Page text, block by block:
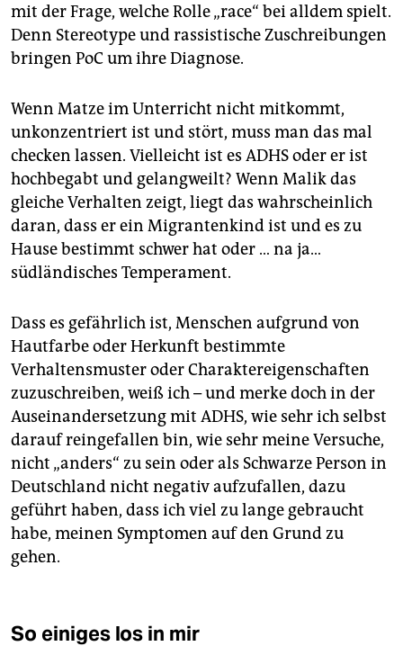
mit der Frage, welche Rolle „race“ bei alldem spielt.
Denn Stereotype und rassistische Zuschreibungen
bringen PoC um ihre Diagnose.
Wenn Matze im Unterricht nicht mitkommt,
unkonzentriert ist und stört, muss man das mal
checken lassen. Vielleicht ist es ADHS oder er ist
hochbegabt und gelangweilt? Wenn Malik das
gleiche Verhalten zeigt, liegt das wahrscheinlich
daran, dass er ein Migrantenkind ist und es zu
Hause bestimmt schwer hat oder … na ja…
südländisches Temperament.
Dass es gefährlich ist, Menschen aufgrund von
Hautfarbe oder Herkunft bestimmte
Verhaltensmuster oder Charaktereigenschaften
zuzuschreiben, weiß ich – und merke doch in der
Aus­einandersetzung mit ADHS, wie sehr ich selbst
darauf reingefallen bin, wie sehr meine Versuche,
nicht „anders“ zu sein oder als Schwarze Person in
Deutschland nicht negativ aufzufallen, dazu
geführt haben, dass ich viel zu lange gebraucht
habe, meinen Symptomen auf den Grund zu
gehen.
So einiges los in mir